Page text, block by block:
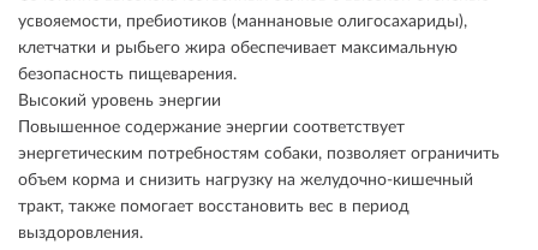
усвояемости, пребиотиков (маннановые олигосахариды),
клетчатки и рыбьего жира обеспечивает максимальную
безопасность пищеварения.
Высокий уровень энергии
Повышенное содержание энергии соответствует
энергетическим потребностям собаки, позволяет ограничить
объем корма и снизить нагрузку на желудочно-кишечный
тракт, также помогает восстановить вес в период
выздоровления.